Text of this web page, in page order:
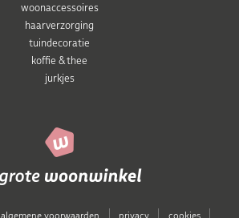
woonaccessoires
haarverzorging
tuindecoratie
koffie & thee
jurkjes
algemene voorwaarden privacy cookies